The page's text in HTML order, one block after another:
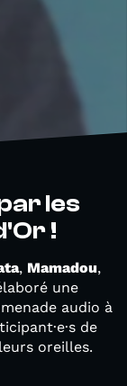
les
!
, Mamadou,
une
audio à
de
oreilles.